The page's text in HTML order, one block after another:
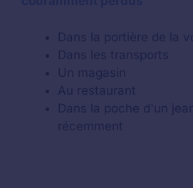
Dans la portière de la
Dans les transports
Un magasin
Au restaurant
Dans la poche d'un
récemment